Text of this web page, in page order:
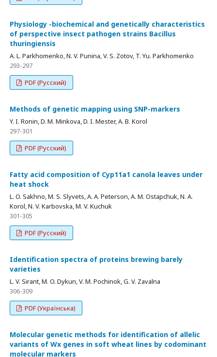
Physiology -biochemical and genetically characteristics
of perspective insect pathogen strains Bacillus
thuringiensis
A. L. Parkhomenko, N. V. Punina, V. S. Zotov, T. Yu. Parkhomenko
293-297
PDF (Русский)
Methods of genetic mapping using SNP-markers
Y. I. Ronin, D. M. Minkova, D. I. Mester, A. B. Korol
297-301
PDF (Русский)
Fatty acid composition of Cyp11a1 canola leaves under
heat shock
L. O. Sakhno, M. S. Slyvets, A. A. Peterson, A. M. Ostapchuk, N. A.
Korol, N. V. Karbovska, M. V. Kuchuk
301-305
PDF (Русский)
Identification spectra of proteins brewing barely
varieties
L. V. Sirant, M. O. Dykun, V. M. Pochinok, G. V. Zavalna
306-309
PDF (Українська)
Molecular genetic methods for identification of allelic
variants of Wx genes in soft wheat lines by codominant
molecular markers